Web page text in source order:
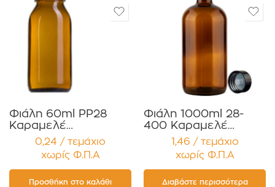
Φιάλη 60ml PP28
Καραμελέ
Ευρυλαίμια για Έλαια,
Βάμματα Αρώματα
Συσκευασία 12
τεμαχίων
0,24 / τεμάχιο
χωρίς Φ.Π.Α
Προσθήκη στο καλάθι
Φιάλη 1000ml 28-
400 Καραμελέ
Ευρυλαίμια για Έλαια,
Βάμματα Αρώματα
Συσκευασία 12
τεμαχίων
1,46 / τεμάχιο
χωρίς Φ.Π.Α
Διαβάστε περισσότερα